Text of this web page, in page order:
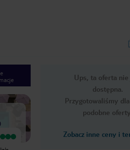
Ups, ta oferta
dostępna.
Przygotowaliśmy
podobne
Zobacz inne ceny i
Next slide
1/15